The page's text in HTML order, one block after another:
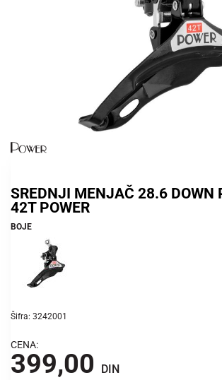
SREDNJI MENJAČ 28.6 DOWN
42T POWER
BOJE
Šifra: 3242001
CENA:
399,00 DIN